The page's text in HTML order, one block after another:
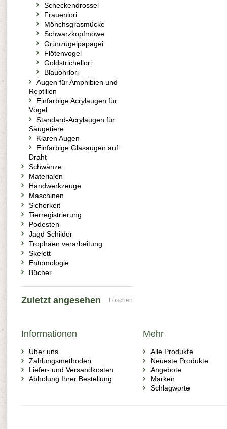
Scheckendrossel
Frauenlori
Mönchsgrasmücke
Schwarzkopfmöwe
Grünzügelpapagei
Flötenvogel
Goldstrichellori
Blauohrlori
Augen für Amphibien und
Reptilien
Einfarbige Acrylaugen für
Vögel
Standard-Acrylaugen für
Säugetiere
Klaren Augen
Einfarbige Glasaugen auf
Draht
Schwänze
Materialen
Handwerkzeuge
Maschinen
Sicherkeit
Tierregistrierung
Podesten
Jagd Schilder
Trophäen verarbeitung
Skelett
Entomologie
Bücher
Zuletzt angesehen Löschen
Informationen
Über uns
Zahlungsmethoden
Liefer- und Versandkosten
Abholung Ihrer Bestellung
Mehr
Alle Produkte
Neueste Produkte
Angebote
Marken
Schlagworte